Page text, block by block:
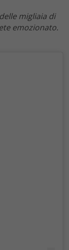
migliaia di
emozionato.